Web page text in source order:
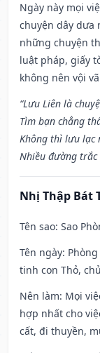
Ngày này mọi
chuyện dây dưa
những chuyện
luật pháp, giấy
không nên vội
“Lưu Liên là
Tìm bạn chẳng
Không thì lưu lạc
Nhiều đường
Nhị Thập Bát
Tên sao: Sao
Tên ngày:
tinh con Thỏ,
Nên làm: Mọi
hợp nhất cho
cất, đi thuyền,